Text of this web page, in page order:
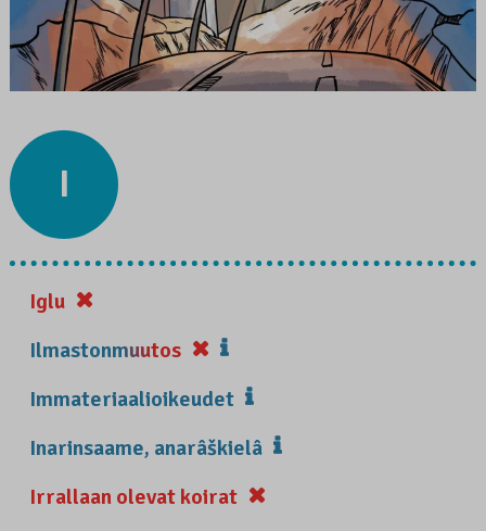
I
Iglu
Ilmastonmuutos
Immateriaalioikeudet
Inarinsaame, anarâškielâ
Irrallaan olevat koirat